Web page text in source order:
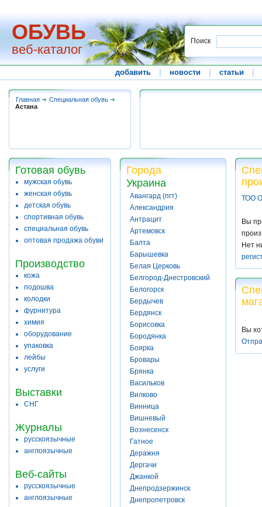
ОБУВЬ
веб-каталог
Поиск
добавить новости статьи
Главная
Специальная обувь
Астана
Готовая обувь
мужская обувь
женская обувь
детская обувь
спортивная обувь
специальная обувь
оптовая продажа обуви
Производство
кожа
подошва
колодки
фурнитура
химия
оборудование
упаковка
лейбы
услуги
Выставки
СНГ
Журналы
русскоязычные
англоязычные
Веб-сайты
русскоязычные
англоязычные
Города
Украина
Авангард (пгт)
Александрия
Антрацит
Артемовск
Балта
Барышевка
Белая Церковь
Белгород-Днестровский
Белогорск
Бердычев
Бердянск
Борисовка
Бородянка
Боярка
Бровары
Брянка
Васильков
Вилково
Винница
Вишневый
Вознесенск
Гатное
Деражня
Дергачи
Джанкой
Днепродзержинск
Днепропетровск
ТОО
Вы
Нет
Вы